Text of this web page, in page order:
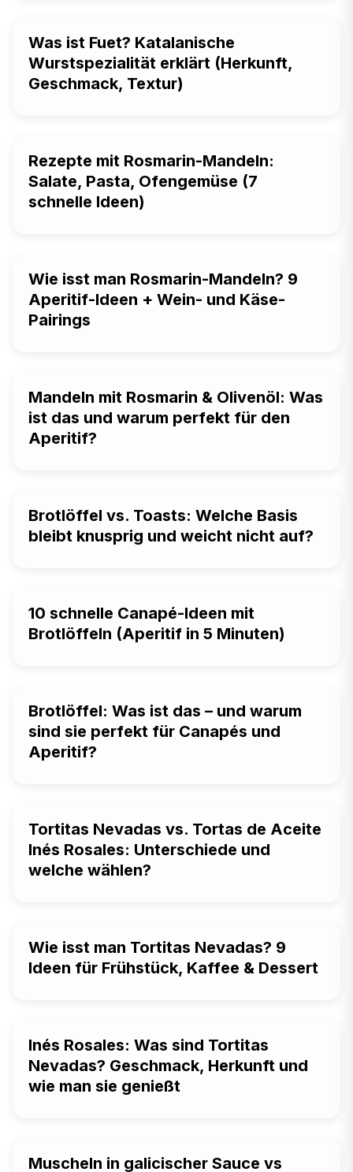
Was ist Fuet? Katalanische
Wurstspezialität erklärt (Herkunft,
Geschmack, Textur)
Rezepte mit Rosmarin-Mandeln:
Salate, Pasta, Ofengemüse (7
schnelle Ideen)
Wie isst man Rosmarin-Mandeln? 9
Aperitif-Ideen + Wein- und Käse-
Pairings
Mandeln mit Rosmarin & Olivenöl: Was
ist das und warum perfekt für den
Aperitif?
Brotlöffel vs. Toasts: Welche Basis
bleibt knusprig und weicht nicht auf?
10 schnelle Canapé-Ideen mit
Brotlöffeln (Aperitif in 5 Minuten)
Brotlöffel: Was ist das – und warum
sind sie perfekt für Canapés und
Aperitif?
Tortitas Nevadas vs. Tortas de Aceite
Inés Rosales: Unterschiede und
welche wählen?
Wie isst man Tortitas Nevadas? 9
Ideen für Frühstück, Kaffee & Dessert
Inés Rosales: Was sind Tortitas
Nevadas? Geschmack, Herkunft und
wie man sie genießt
Muscheln in galicischer Sauce vs